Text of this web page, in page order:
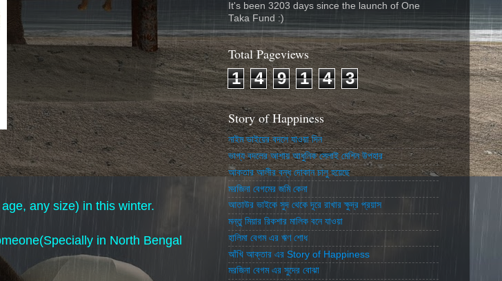
any size) in this winter.
in North Bengal
It's been 3203 days since the launch of One
Taka Fund :)
Total Pageviews
1 4 9 1 4 3
Story of Happiness
নাইম ভাইয়ের বদলে যাওয়া দিন
ভাগ্য বদলের আশায় আধুনিক সেলাই মেশিন উপহার
আকতার আলীর বন্ধ দোকান চালু হয়েছে
মরজিনা বেগমের জমি কেনা
আতাউর ভাইকে সুদ থেকে দূরে রাখার ক্ষুদ্র প্রয়াস
মন্তু মিয়ার রিকশার মালিক বনে যাওয়া
হালিমা বেগম এর ঋণ শোধ
আঁখি আক্তার এর Story of Happiness
মরজিনা বেগম এর সুদের বোঝা